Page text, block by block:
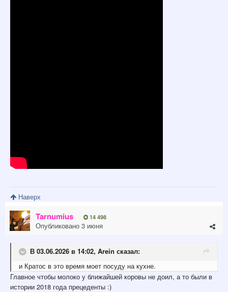
Наверх
Tarnumius 14 498
Опубликовано 3 июня
В 03.06.2026 в 14:02, Arein сказал:
и Кратос в это время моет посуду на кухне.
Главное чтобы молоко у ближайшей коровы не доил, а то были в
истории 2018 года прецеденты :)